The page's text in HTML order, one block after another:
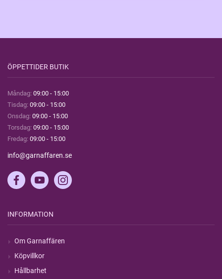
ÖPPETTIDER BUTIK
Måndag: 09:00 - 15:00
Tisdag: 09:00 - 15:00
Onsdag: 09:00 - 15:00
Torsdag: 09:00 - 15:00
Fredag: 09:00 - 15:00
info@garnaffaren.se
INFORMATION
Om Garnaffären
Köpvillkor
Hållbarhet